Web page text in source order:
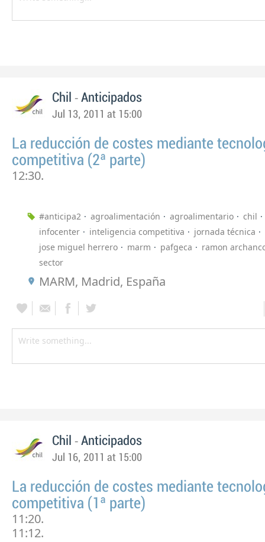
Chil - Anticipados
Jul 13, 2011 at 15:00
La reducción de costes mediante
competitiva (2ª parte)
12:30.
#anticipa2 agroalimentación agroalimentario
chil
infocenter
inteligencia competitiva
jornada técnica
jose miguel herrero
marm pafgeca
ramon
sector
MARM, Madrid, España
Chil - Anticipados
Jul 16, 2011 at 15:00
La reducción de costes mediante
competitiva (1ª parte)
11:20.
11:12.